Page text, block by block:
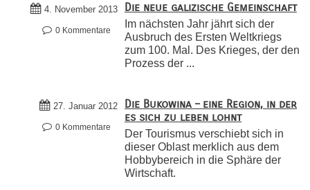
4. November 2013
0 Kommentare
Die neue galizische Gemeinschaft
Im nächsten Jahr jährt sich der
Ausbruch des Ersten Weltkriegs
zum 100. Mal. Des Krieges, der den
Prozess der ...
27. Januar 2012
0 Kommentare
Die Bukowina – eine Region, in der
es sich zu leben lohnt
Der Tourismus verschiebt sich in
dieser Oblast merklich aus dem
Hobbybereich in die Sphäre der
Wirtschaft.